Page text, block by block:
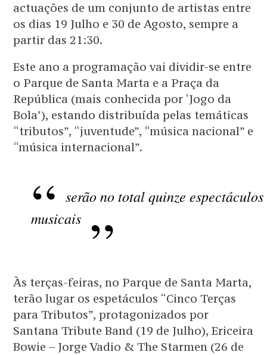
actuações de um conjunto de artistas entre
os dias 19 Julho e 30 de Agosto, sempre a
partir das 21:30.
Este ano a programação vai dividir-se entre
o Parque de Santa Marta e a Praça da
República (mais conhecida por ‘Jogo da
Bola’), estando distribuída pelas temáticas
“tributos”, “juventude”, “música nacional” e
“música internacional”.
serão no total quinze espectáculos
musicais
Às terças-feiras, no Parque de Santa Marta,
terão lugar os espetáculos “Cinco Terças
para Tributos”, protagonizados por
Santana Tribute Band (19 de Julho), Ericeira
Bowie – Jorge Vadio & The Starmen (26 de